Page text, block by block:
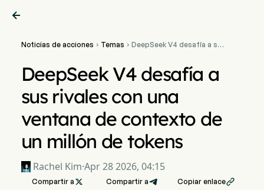

Noticias de acciones  Temas  DeepSeek V4 desafía a sus
tokens
DeepSeek V4 desafía a
sus rivales con una
ventana de contexto de
un millón de tokens
Rachel Kim·Apr 28 2026, 04:15
Compartir a  Compartir a Copiar enlace